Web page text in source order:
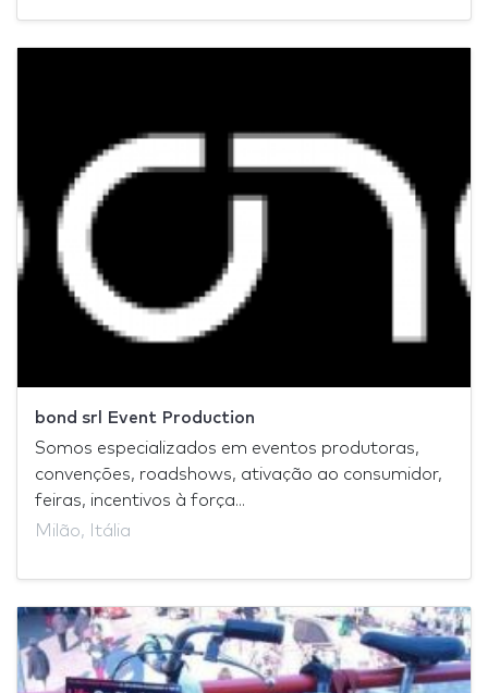
bond srl Event Production
Somos especializados em eventos produtoras,
convenções, roadshows, ativação ao consumidor,
feiras, incentivos à força...
Milão, Itália